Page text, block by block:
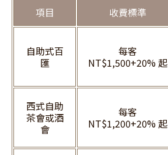
項目 收費標準
自助式百
匯
每客
NT$1,500+20% 起
西式自助
茶會或酒
會
每客
NT$1,200+20% 起